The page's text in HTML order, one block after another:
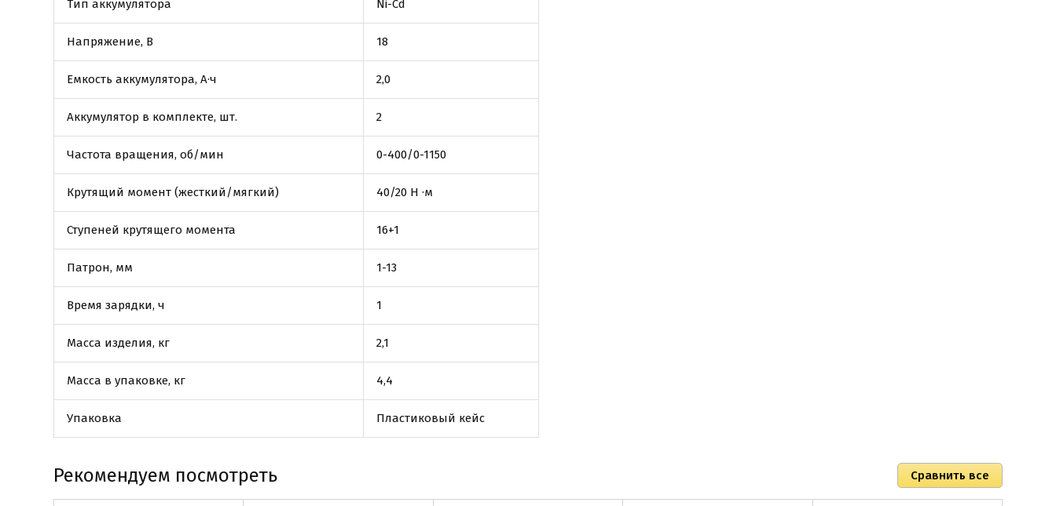
Тип аккумулятора Ni-Cd
Напряжение, В 18
Емкость аккумулятора, А·ч 2,0
Аккумулятор в комплекте, шт. 2
Частота вращения, об/мин 0-400/0-1150
Крутящий момент (жесткий/мягкий) 40/20 Н ·м
Ступеней крутящего момента 16+1
Патрон, мм 1-13
Время зарядки, ч 1
Масса изделия, кг 2,1
Масса в упаковке, кг 4,4
Упаковка Пластиковый кейс
Рекомендуем посмотреть